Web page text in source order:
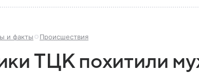
и факты Происшествия
ТЦК похитили